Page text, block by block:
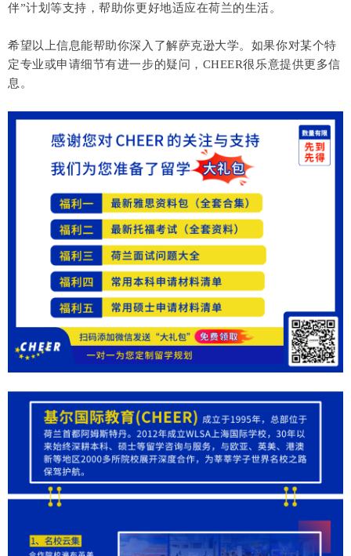
伴”计划等支持，帮助你更好地适应在荷兰的生活。
希望以上信息能帮助你深入了解萨克逊大学。如果你对某个特
定专业或申请细节有进一步的疑问，CHEER很乐意提供更多信
息。